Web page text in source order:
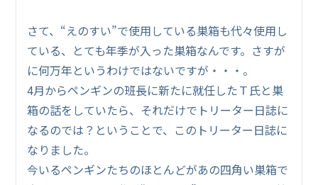
さて、“えのすい”で使用している巣箱も代々使用し
ている、とても年季が入った巣箱なんです。さすが
に何万年というわけではないですが・・・。
4月からペンギンの班長に新たに就任したＴ氏と巣
箱の話をしていたら、それだけでトリーター日誌に
なるのでは？ということで、このトリーター日誌に
なりました。
今いるペンギンたちのほとんどがあの四角い巣箱で